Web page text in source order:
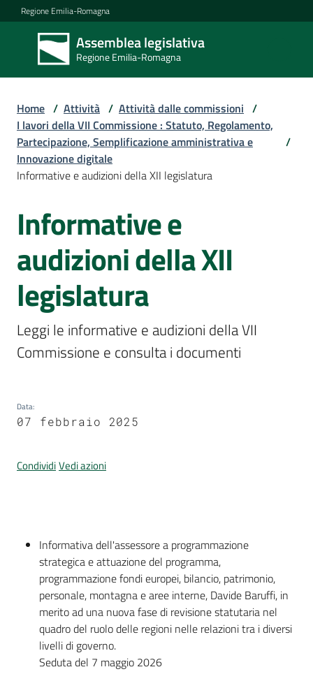
Vai al contenuto
Vai alla navigazione
Vai al footer
Regione Emilia-Romagna
Assemblea legislativa
Regione Emilia-Romagna
Assemblea
legislativa
Regione Emilia-
Assemblea
Argomenti
i
media
i
cittadini
Home / Attività / Attività dalle commissioni /
I lavori della VII Commissione : Statuto, Regolamento,
Partecipazione, Semplificazione amministrativa e
Innovazione digitale
/
Informative e audizioni della XII legislatura
Salta al contenuto
Informative e
audizioni della XII
legislatura
Leggi le informative e audizioni della VII
Commissione e consulta i documenti
Data:
07 febbraio 2025
CondividiVedi azioni
Introduzione
Informativa dell'assessore a programmazione
strategica e attuazione del programma,
programmazione fondi europei, bilancio, patrimonio,
personale, montagna e aree interne, Davide Baruffi, in
merito ad una nuova fase di revisione statutaria nel
quadro del ruolo delle regioni nelle relazioni tra i diversi
livelli di governo.
Seduta del 7 maggio 2026